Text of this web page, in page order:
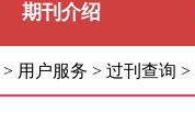
期刊介绍
> 用户服务 > 过刊查询 >